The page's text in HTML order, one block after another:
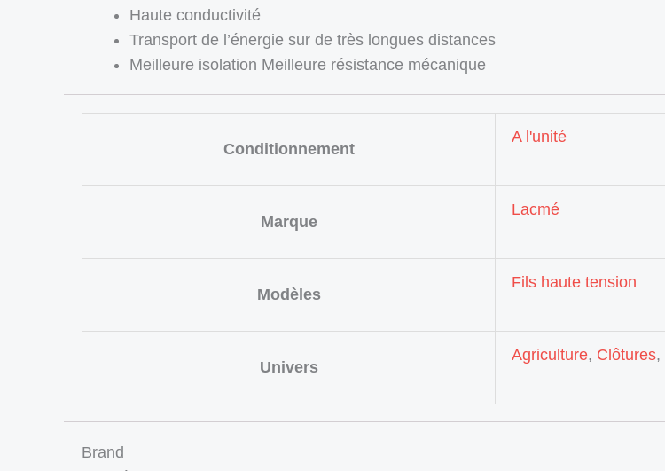
Haute conductivité
Transport de l’énergie sur de très longues distances
Meilleure isolation Meilleure résistance mécanique
Conditionnement
A l'unité
Marque
Lacmé
Modèles
Fils haute tension
Univers
Agriculture, Clôtures,
Brand